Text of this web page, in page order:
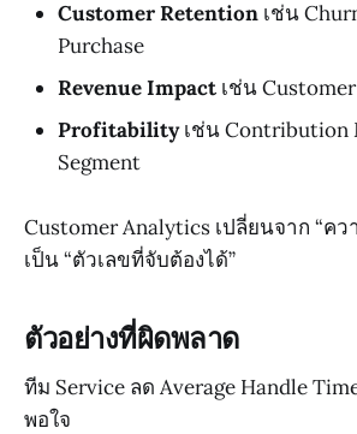
Customer Retention เช่น
Purchase
Revenue Impact เช่น
Profitabilityเช่น Contribution
Segment
Customer Analytics เปลี่ยนจาก “คว
เป็น “ตัวเลขที่จับต้องได้”
ตัวอย่างที่ผิดพลาด
ทีม Service ลด Average Handle
พอใจ